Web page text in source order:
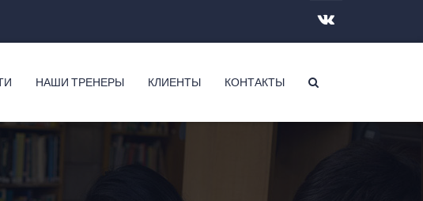
НАШИ ТРЕНЕРЫ КЛИЕНТЫ КОНТАКТЫ